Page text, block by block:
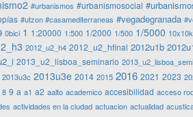
#urbanismos #urbanismosocial
#utzon #casamediterraneas #vegadegranada
0bici 1 1:20000 1:500 1/2000 1/500 1/5000
2012_u2_h4 2012_u2_hfinal 2012u1b
2013_u2_lisboa_seminario
2013u3c 2013u3e 2014 2015 2016 2021 2023
8 9 a a1 a2 aalto academico accesibilidad acceso
actividades en la ciudad actuacion actualidad